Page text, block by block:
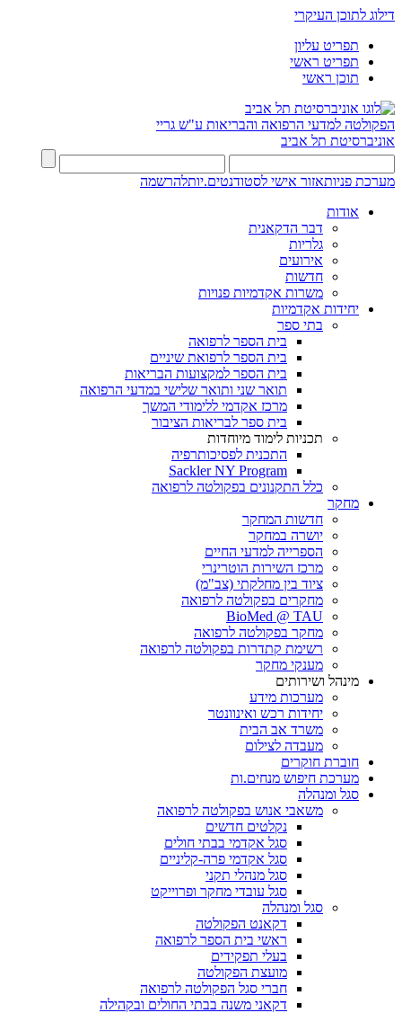
דילוג לתוכן העיקרי
תפריט עליון
תפריט ראשי
תוכן ראשי
הפקולטה למדעי הרפואה והבריאות ע"ש גריי
אוניברסיטת תל אביב
מערכת פניותאזור אישי לסטודנטים.יותלהרשמה
אודות
דבר הדקאנית
גלריות
אירועים
חדשות
משרות אקדמיות פנויות
יחידות אקדמיות
בתי ספר
בית הספר לרפואה
בית הספר לרפואת שיניים
בית הספר למקצועות הבריאות
תואר שני ותואר שלישי במדעי הרפואה
מרכז אקדמי ללימודי המשך
בית ספר לבריאות הציבור
תכניות לימוד מיוחדות
התכנית לפסיכותרפיה
Sackler NY Program
כלל התקנונים בפקולטה לרפואה
מחקר
חדשות המחקר
יושרה במחקר
הספרייה למדעי החיים
מרכז השירות הוטרינרי
ציוד בין מחלקתי (צב"מ)
מחקרים בפקולטה לרפואה
BioMed @ TAU
מחקר בפקולטה לרפואה
רשימת קתדרות בפקולטה לרפואה
מענקי מחקר
מינהל ושירותים
מערכות מידע
יחידות רכש ואינוונטר
משרד אב הבית
מעבדה לצילום
חוברת חוקרים
מערכת חיפוש מנחים.ות
סגל ומנהלה
משאבי אנוש בפקולטה לרפואה
נקלטים חדשים
סגל אקדמי בבתי חולים
סגל אקדמי פרה-קליניים
סגל מנהלי תקני
סגל עובדי מחקר ופרוייקט
סגל ומנהלה
דקאנט הפקולטה
ראשי בית הספר לרפואה
בעלי תפקידים
מועצת הפקולטה
חברי סגל הפקולטה לרפואה
דקאני משנה בבתי החולים ובקהילה